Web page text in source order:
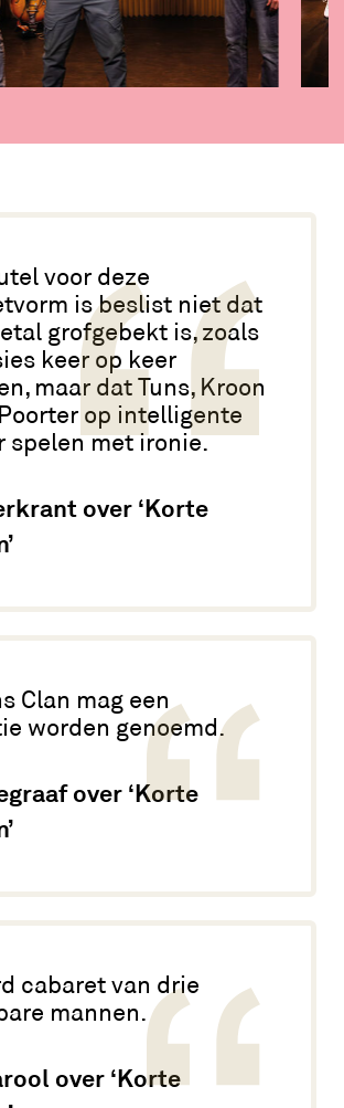
voor deze
is beslist niet dat
grofgebekt is, zoals
keer op keer
maar dat Tuns, Kroon
op intelligente
spelen met ironie.
over ‘Korte
Clan mag een
worden genoemd.
over ‘Korte
cabaret van drie
mannen.
over ‘Korte